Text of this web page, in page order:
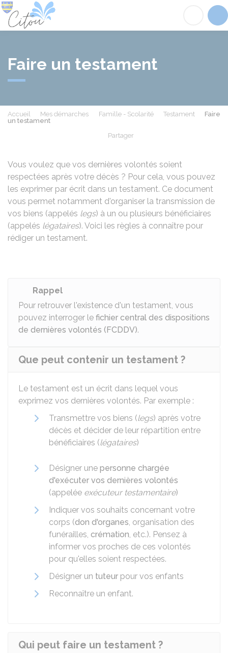
Faire un testament
Accueil Mes démarches Famille - Scolarité Testament
Faire
un testament
Partager
Vous voulez que vos dernières volontés soient
respectées après votre décès ? Pour cela, vous pouvez
les exprimer par écrit dans un testament. Ce document
vous permet notamment d'organiser la transmission de
vos biens (appelés legs) à un ou plusieurs bénéficiaires
(appelés légataires). Voici les règles à connaître pour
rédiger un testament.
Rappel
Pour retrouver l'existence d'un testament, vous
pouvez interroger le fichier central des dispositions
de dernières volontés (FCDDV).
Que peut contenir un testament ?
Le testament est un écrit dans lequel vous
exprimez vos dernières volontés. Par exemple :
Transmettre vos biens (legs) après votre
décès et décider de leur répartition entre
bénéficiaires (légataires)
Désigner une personne chargée
d'exécuter vos dernières volontés
(appelée exécuteur testamentaire)
Indiquer vos souhaits concernant votre
corps (don d'organes, organisation des
funérailles, crémation, etc.). Pensez à
informer vos proches de ces volontés
pour qu'elles soient respectées.
Désigner un tuteur pour vos enfants
Reconnaître un enfant.
Qui peut faire un testament ?